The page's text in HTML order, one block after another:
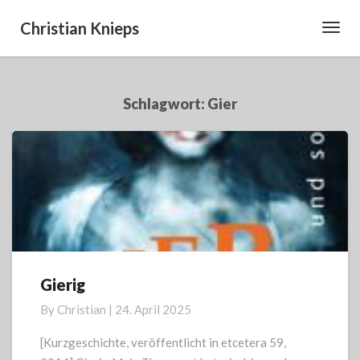
Christian Knieps
Schlagwort: Gier
Gierig
Gierig
By Christian | 24. April 2025
[Kurzgeschichte, veröffentlicht in etcetera 59,